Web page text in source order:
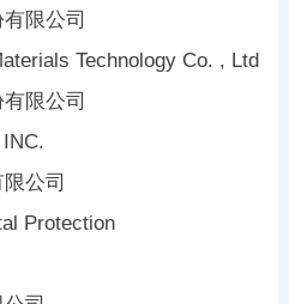
限公司
Technology Co. , Ltd
限公司
公司
Protection